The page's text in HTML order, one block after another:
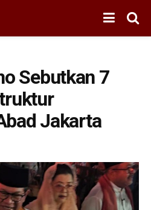
Sebutkan 7
Jakarta